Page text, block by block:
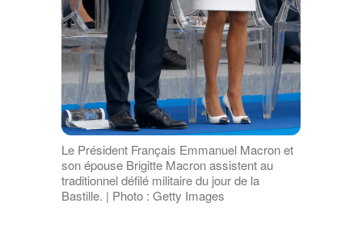
Le Président Français Emmanuel Macron et
son épouse Brigitte Macron assistent au
traditionnel défilé militaire du jour de la
Bastille. | Photo : Getty Images